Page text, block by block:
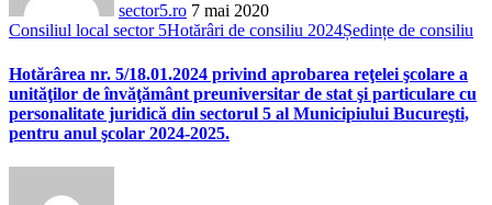
sector5.ro 7 mai 2020
Consiliul local sector 5Hotărâri de consiliu 2024Ședințe de consiliu
Hotărârea nr. 5/18.01.2024 privind aprobarea reţelei şcolare a
unităţilor de învăţământ preuniversitar de stat şi particulare cu
personalitate juridică din sectorul 5 al Municipiului Bucureşti,
pentru anul şcolar 2024-2025.